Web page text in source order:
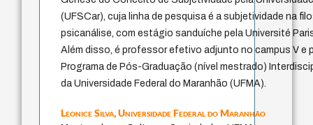
(UFSCar), cuja linha de pesquisa é a subjetividade na
psicanálise, com estágio sanduíche pela Université
Além disso, é professor efetivo adjunto no campus V e
Programa de Pós-Graduação (nível mestrado)
da Universidade Federal do Maranhão (UFMA).
Leonice Silva,Universidade Federal do Maranhão